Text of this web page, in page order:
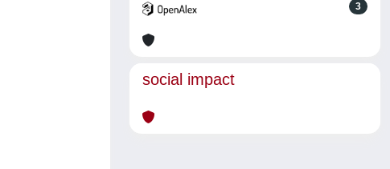
3
social impact